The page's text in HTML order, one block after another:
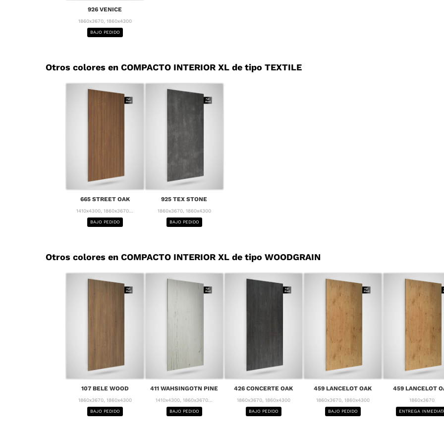
926 VENICE
1860x3670, 1860x4300
BAJO PEDIDO
Otros colores en COMPACTO INTERIOR XL de tipo TEXTILE
665 STREET OAK
1410x4300, 1860x3670...
BAJO PEDIDO
925 TEX STONE
1860x3670, 1860x4300
BAJO PEDIDO
Otros colores en COMPACTO INTERIOR XL de tipo WOODGRAIN
107 BELE WOOD
1860x3670, 1860x4300
BAJO PEDIDO
411 WAHSINGOTN PINE
1410x4300, 1860x3670...
BAJO PEDIDO
426 CONCERTE OAK
1860x3670, 1860x4300
BAJO PEDIDO
459 LANCELOT OAK
1860x3670, 1860x4300
BAJO PEDIDO
459 LANCELOT
1860x3670
ENTREGA